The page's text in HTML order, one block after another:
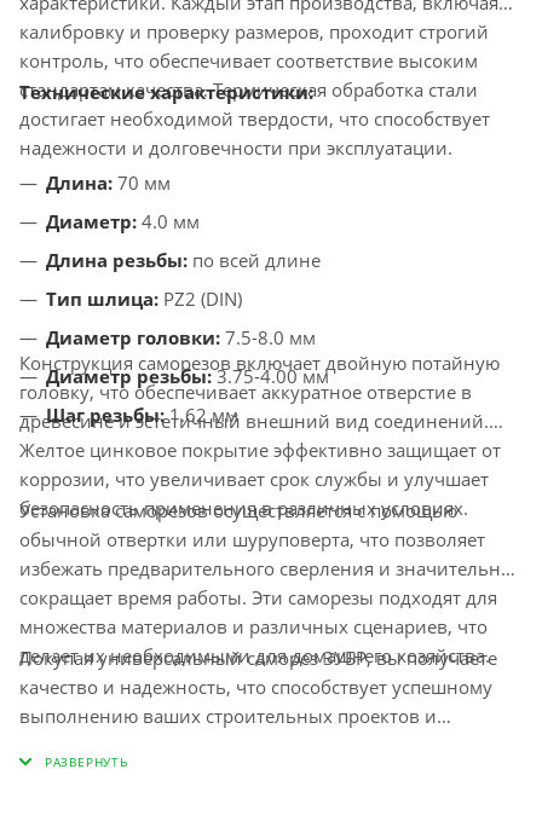
калибровку и проверку размеров, проходит строгий
контроль, что обеспечивает соответствие высоким
стандартам качества. Термическая обработка стали
достигает необходимой твердости, что способствует
надежности и долговечности при эксплуатации.
Технические характеристики:
Длина: 70 мм
Диаметр: 4.0 мм
Длина резьбы: по всей длине
Тип шлица: PZ2 (DIN)
Диаметр головки: 7.5-8.0 мм
Диаметр резьбы:3.75-4.00 мм
Шаг резьбы:1.62 мм
Конструкция саморезов включает двойную потайную
головку, что обеспечивает аккуратное отверстие в
древесине и эстетичный внешний вид соединений.
Желтое цинковое покрытие эффективно защищает от
коррозии, что увеличивает срок службы и улучшает
безопасность применения в различных условиях.
Установка саморезов осуществляется с помощью
обычной отвертки или шуруповерта, что позволяет
избежать предварительного сверления и значительно
сокращает время работы. Эти саморезы подходят для
множества материалов и различных сценариев, что
делает их необходимыми для домашнего хозяйства.
Покупая универсальный саморез ЗУБР, вы получаете
качество и надежность, что способствует успешному
выполнению ваших строительных проектов и